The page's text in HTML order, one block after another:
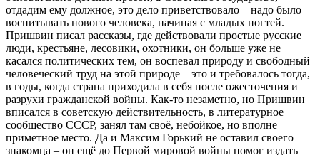
отдадим ему должное, это дело приветствовало – надо было
воспитывать нового человека, начиная с младых ногтей.
Пришвин писал рассказы, где действовали простые русские
люди, крестьяне, лесовики, охотники, он больше уже не
касался политических тем, он воспевал природу и свободный
человеческий труд на этой природе – это и требовалось тогда,
в годы, когда страна приходила в себя после ожесточения и
разрухи гражданской войны. Как-то незаметно, но Пришвин
вписался в советскую действительность, в литературное
сообщество СССР, занял там своё, небойкое, но вполне
приметное место. Да и Максим Горький не оставил своего
знакомца – он ещё до Первой мировой войны помог издать